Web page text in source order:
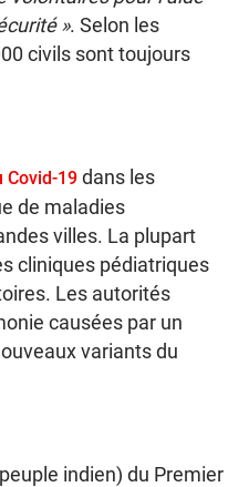
». Selon les
civils sont toujours
Covid-19dans les
de maladies
villes. La plupart
cliniques pédiatriques
Les autorités
causées par un
variants du
indien) du Premier